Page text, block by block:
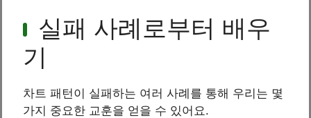
실패 사례로부터 배우
기
차트 패턴이 실패하는 여러 사례를 통해 우리는 몇
가지 중요한 교훈을 얻을 수 있어요.